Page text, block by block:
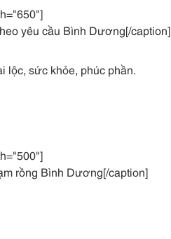
yêu cầu Bình Dương[/caption]
lộc, sức khỏe, phúc phần.
rồng Bình Dương[/caption]